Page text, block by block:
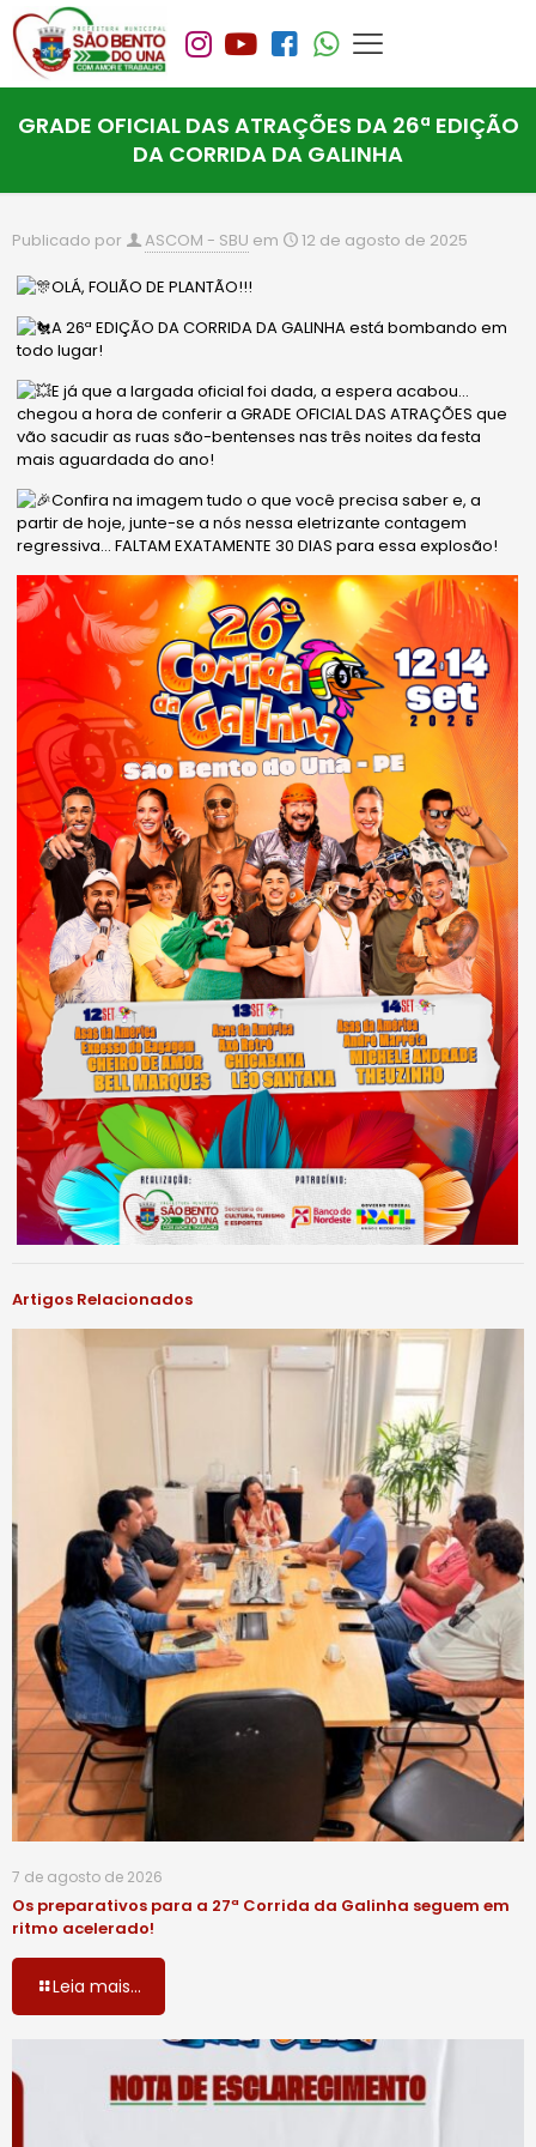
GRADE OFICIAL DAS ATRAÇÕES DA 26ª EDIÇÃO
DA CORRIDA DA GALINHA
Publicado por ASCOM - SBU em 12 de agosto de 2025
OLÁ, FOLIÃO DE PLANTÃO!!!
A 26ª EDIÇÃO DA CORRIDA DA GALINHA está bombando em
todo lugar!
E já que a largada oficial foi dada, a espera acabou…
chegou a hora de conferir a GRADE OFICIAL DAS ATRAÇÕES que
vão sacudir as ruas são-bentenses nas três noites da festa
mais aguardada do ano!
Confira na imagem tudo o que você precisa saber e, a
partir de hoje, junte-se a nós nessa eletrizante contagem
regressiva… FALTAM EXATAMENTE 30 DIAS para essa explosão!
Artigos Relacionados
7 de agosto de 2026
Os preparativos para a 27ª Corrida da Galinha seguem em
ritmo acelerado!
Leia mais...